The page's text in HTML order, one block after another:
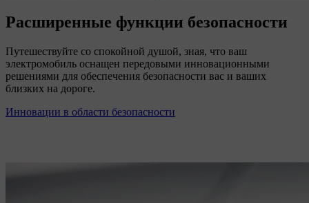
Расширенные функции безопасности
Путешествуйте со спокойной душой, зная, что ваш
электромобиль оснащен передовыми инновационными
решениями для обеспечения безопасности вас и ваших
близких на дороге.
Инновации в области безопасности